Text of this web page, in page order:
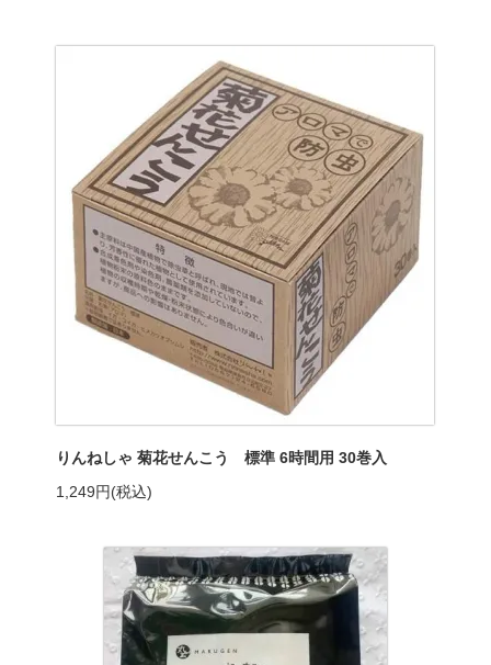
りんねしゃ 菊花せんこう 標準 6時間用 30巻入
1,249円(税込)